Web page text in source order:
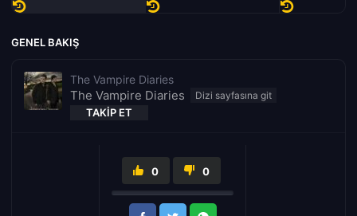
GENEL BAKIŞ
The Vampire Diaries
The Vampire Diaries
TAKIP ET
0 0